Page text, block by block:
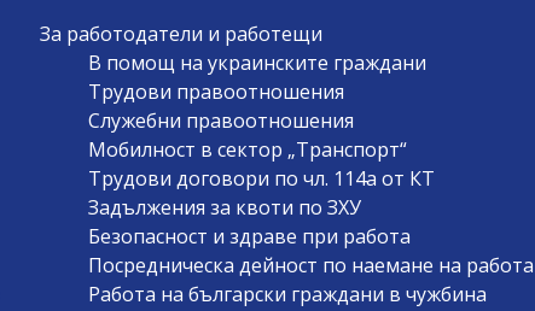
За работодатели и работещи
В помощ на украинските граждани
Трудови правоотношения
Служебни правоотношения
Мобилност в сектор „Транспорт“
Трудови договори по чл. 114а от КТ
Задължения за квоти по ЗХУ
Безопасност и здраве при работа
Посредническа дейност по наемане на работа
Работа на български граждани в чужбина